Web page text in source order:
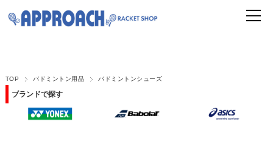
TOP バドミントン用品 バドミントンシューズ
ブランドで探す